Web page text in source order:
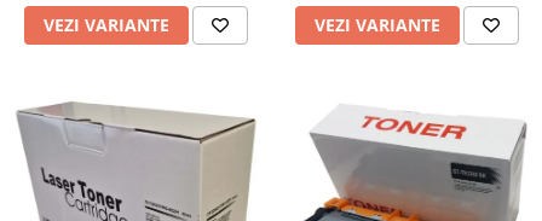
VEZI VARIANTE VEZI VARIANTE